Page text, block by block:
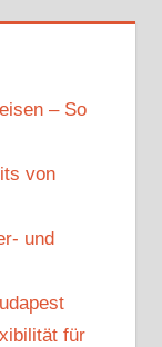
– So
von
und
für